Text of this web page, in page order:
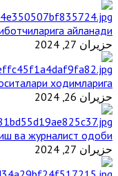
айланади
حزيران 27, 2024
ходимларига
حزيران 26, 2024
ва журналист одоби
حزيران 27, 2024